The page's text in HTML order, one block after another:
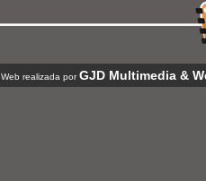
Web realizada por GJD Multimedia &